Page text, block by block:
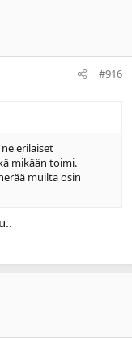
#916
erilaiset
mikään toimi.
muilta osin